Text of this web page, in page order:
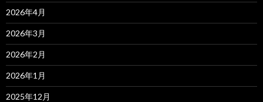
2026年4月
2026年3月
2026年2月
2026年1月
2025年12月